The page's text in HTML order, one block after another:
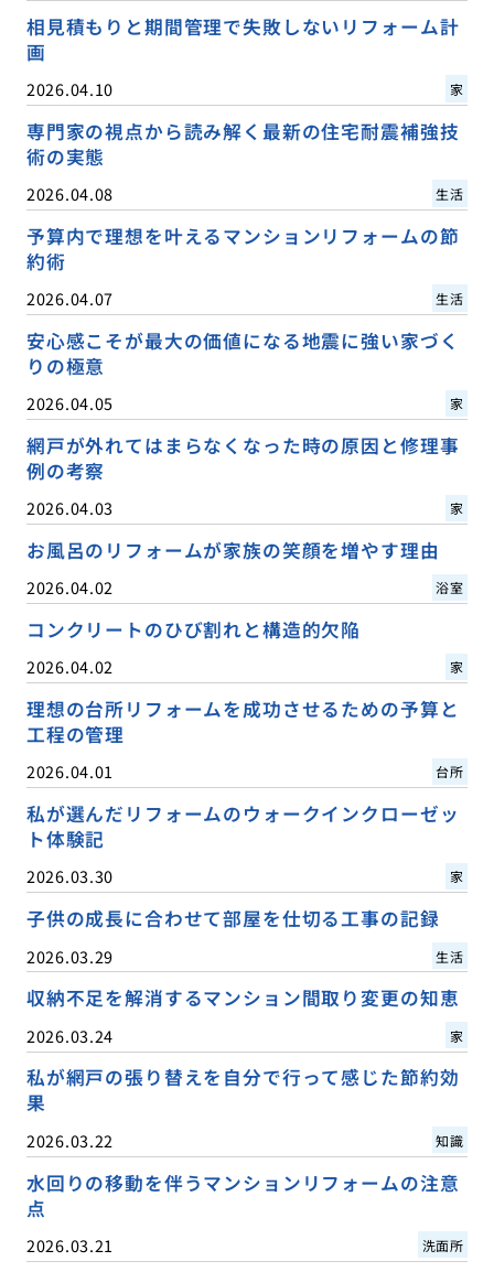
相見積もりと期間管理で失敗しないリフォーム計
画
2026.04.10 家
専門家の視点から読み解く最新の住宅耐震補強技
術の実態
2026.04.08 生活
予算内で理想を叶えるマンションリフォームの節
約術
2026.04.07 生活
安心感こそが最大の価値になる地震に強い家づく
りの極意
2026.04.05 家
網戸が外れてはまらなくなった時の原因と修理事
例の考察
2026.04.03 家
お風呂のリフォームが家族の笑顔を増やす理由
2026.04.02 浴室
コンクリートのひび割れと構造的欠陥
2026.04.02 家
理想の台所リフォームを成功させるための予算と
工程の管理
2026.04.01 台所
私が選んだリフォームのウォークインクローゼッ
ト体験記
2026.03.30 家
子供の成長に合わせて部屋を仕切る工事の記録
2026.03.29 生活
収納不足を解消するマンション間取り変更の知恵
2026.03.24 家
私が網戸の張り替えを自分で行って感じた節約効
果
2026.03.22 知識
水回りの移動を伴うマンションリフォームの注意
点
2026.03.21 洗面所